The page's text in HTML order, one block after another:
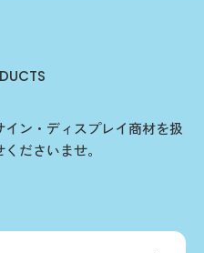
ン・ディスプレイ商材を扱
ださいませ。